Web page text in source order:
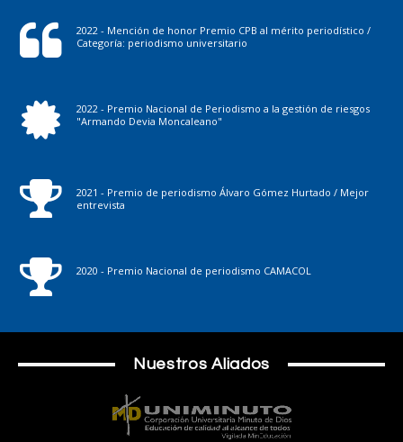
2022 - Mención de honor Premio CPB al mérito periodístico /
Categoría: periodismo universitario
2022 - Premio Nacional de Periodismo a la gestión de riesgos
"Armando Devia Moncaleano"
2021 - Premio de periodismo Álvaro Gómez Hurtado / Mejor
entrevista
2020 - Premio Nacional de periodismo CAMACOL
Nuestros Aliados